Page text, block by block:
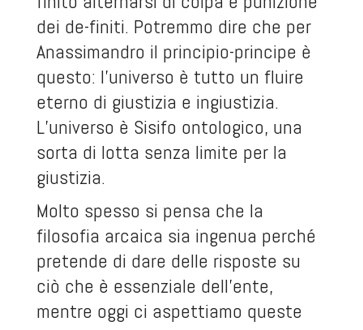
dei de-finiti. Potremmo dire che per
Anassimandro il principio-principe è
questo: l’universo è tutto un fluire
eterno di giustizia e ingiustizia.
L’universo è Sisifo ontologico, una
sorta di lotta senza limite per la
giustizia.
Molto spesso si pensa che la
filosofia arcaica sia ingenua perché
pretende di dare delle risposte su
ciò che è essenziale dell’ente,
mentre oggi ci aspettiamo queste